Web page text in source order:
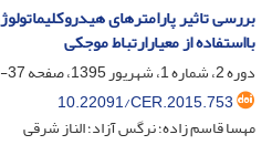
بررسی تاثیر پارامترهای
بااستفاده از معیارارتباط موجکی
دوره 2، شماره 1، شهریور 1395، صفحه
37-50
10.22091/CER.2015.753
مهسا قاسم زاده؛ نرگس آزاد؛ الناز شرقی